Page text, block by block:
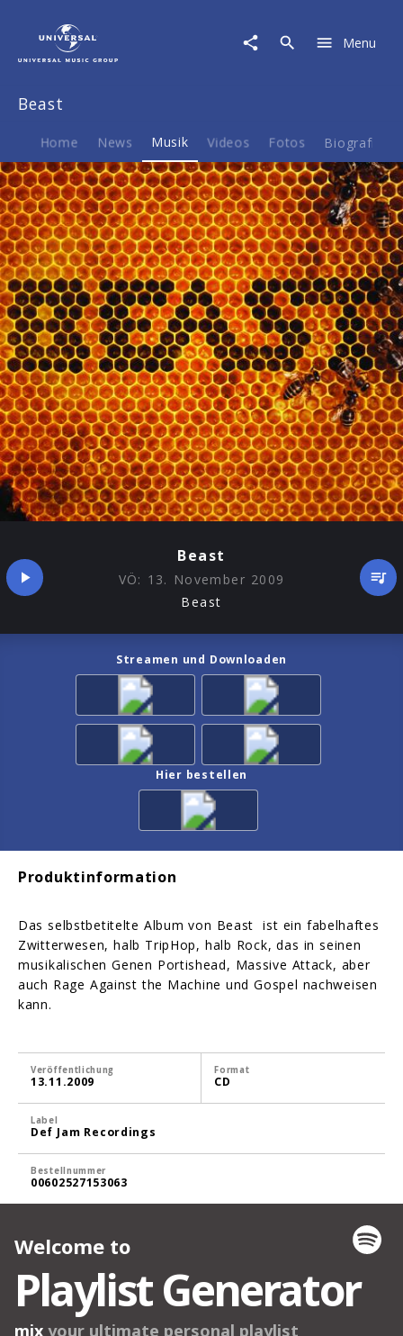
Menu
Beast
Home News Musik Videos Fotos Biografie
Beast
VÖ: 13. November 2009
Beast
Streamen und Downloaden
Hier bestellen
Produktinformation
Das selbstbetitelte Album von Beast ist ein fabelhaftes
Zwitterwesen, halb TripHop, halb Rock, das in seinen
musikalischen Genen Portishead, Massive Attack, aber
auch Rage Against the Machine und Gospel nachweisen
kann.
Veröffentlichung
13.11.2009
Format
CD
Label
Def Jam Recordings
Bestellnummer
00602527153063